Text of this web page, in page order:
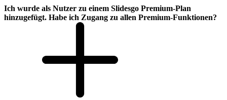
Ich wurde als Nutzer zu einem Slidesgo Premium-Plan
hinzugefügt. Habe ich Zugang zu allen Premium-Funktionen?